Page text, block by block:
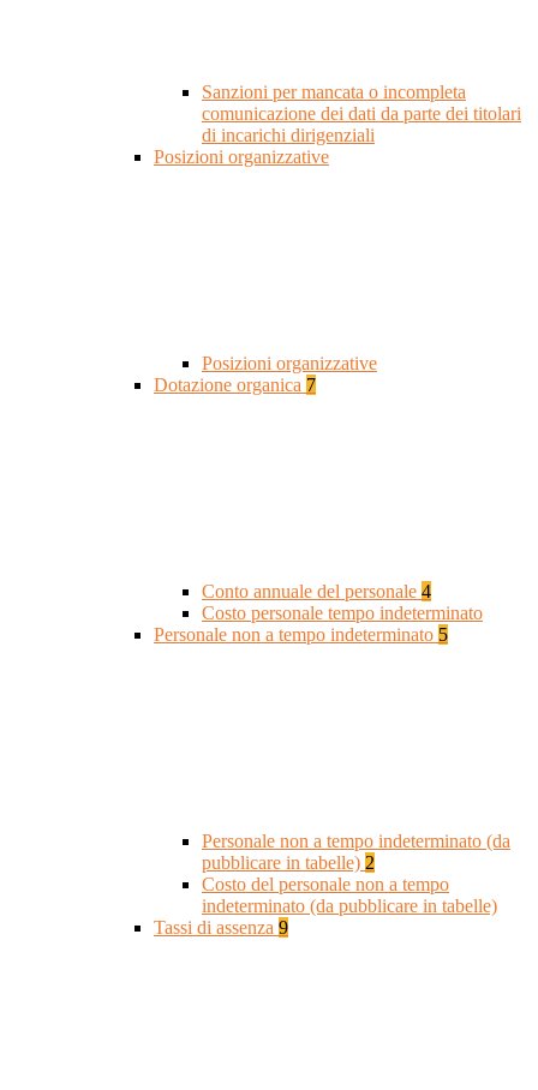
Sanzioni per mancata o incompleta
comunicazione dei dati da parte dei titolari
di incarichi dirigenziali
Posizioni organizzative
Posizioni organizzative
Dotazione organica 7
Conto annuale del personale 4
Costo personale tempo indeterminato
Personale non a tempo indeterminato 5
Personale non a tempo indeterminato (da
pubblicare in tabelle) 2
Costo del personale non a tempo
indeterminato (da pubblicare in tabelle)
Tassi di assenza 9